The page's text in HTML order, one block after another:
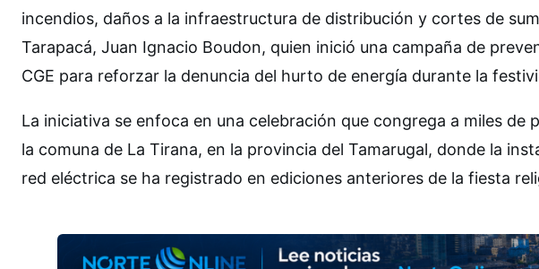
incendios, daños a la infraestructura de distribución y cortes de
Tarapacá, Juan Ignacio Boudon, quien inició una campaña de
CGE para reforzar la denuncia del hurto de energía durante la
La iniciativa se enfoca en una celebración que congrega a miles
la comuna de La Tirana, en la provincia del Tamarugal, donde la
red eléctrica se ha registrado en ediciones anteriores de la fiesta